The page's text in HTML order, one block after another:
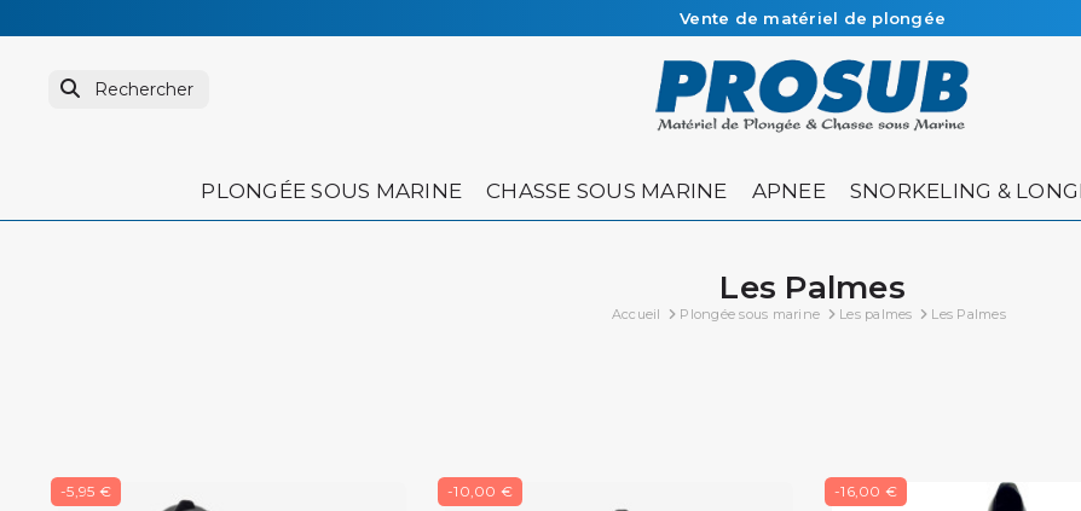
Livraison sous 48h à 72h en colissimo recommandé
PLONGÉE SOUS MARINE CHASSE SOUS MARINE APNEE SNORKELING &
Les Palmes
Accueil Plongée sous marine Les palmes Les Palmes
-5,95 € -10,00 € -16,00 €